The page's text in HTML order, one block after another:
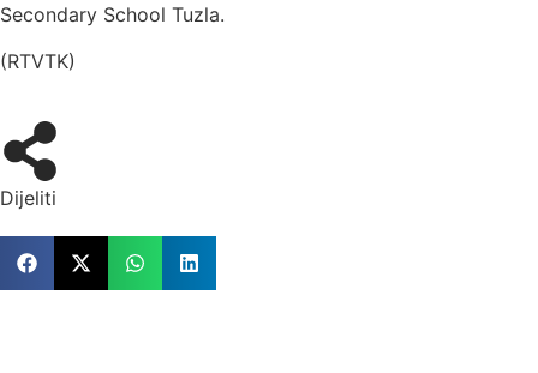
Secondary School Tuzla.
(RTVTK)
Dijeliti